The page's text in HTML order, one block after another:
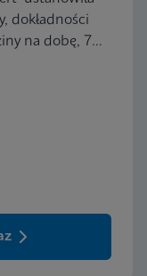
dokładności
na dobę, 7